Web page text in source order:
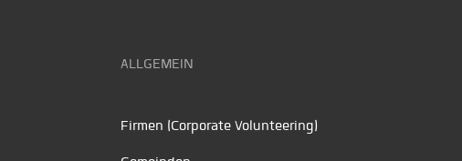
ALLGEMEIN
Firmen (Corporate Volunteering)